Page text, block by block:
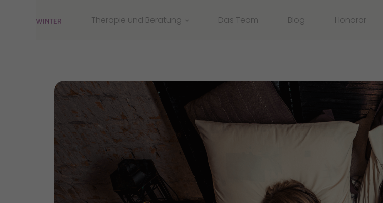
Therapie und Beratung Das Team Blog Honorar
Familientherapie
Businesscoaching